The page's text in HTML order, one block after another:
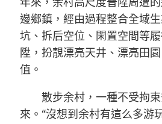
邊鄉鎮，經由過程整合全域
坑、拆后空位、閑置空間等
陞，扮靚漂亮天井、漂亮田
值。
散步余村，一種不受拘
來。“沒想到余村有這么多游